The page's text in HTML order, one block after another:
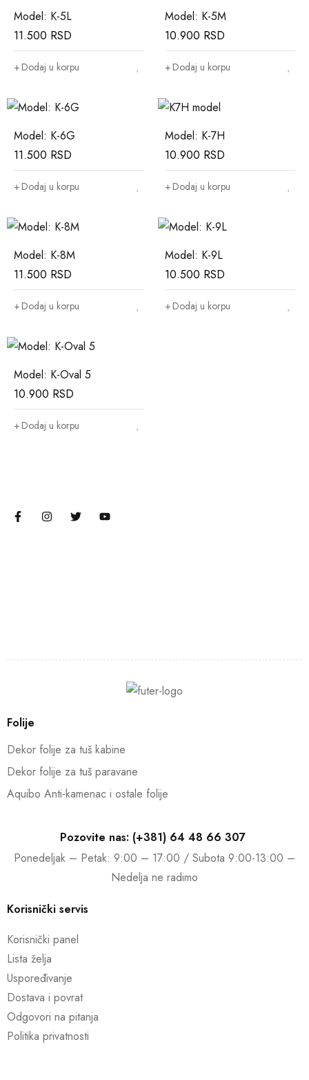
Model: K-5L
11.500 RSD
Dodaj u korpu
Model: K-5M
10.900 RSD
Dodaj u korpu
Model: K-6G
11.500 RSD
Dodaj u korpu
Model: K-7H
10.900 RSD
Dodaj u korpu
Model: K-8M
11.500 RSD
Dodaj u korpu
Model: K-9L
10.500 RSD
Dodaj u korpu
Model: K-Oval 5
10.900 RSD
Dodaj u korpu
Folije
Dekor folije za tuš kabine
Dekor folije za tuš paravane
Aquibo Anti-kamenac i ostale folije
Pozovite nas: (+381) 64 48 66 307
Ponedeljak – Petak: 9:00 – 17:00 / Subota 9:00-13:00 –
Nedelja ne radimo
Korisnički servis
Korisnički panel
Lista želja
Uspoređivanje
Dostava i povrat
Odgovori na pitanja
Politika privatnosti